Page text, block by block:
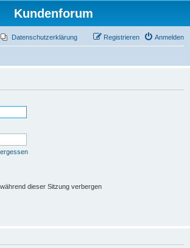
Kundenforum
Datenschutzerklärung Anmelden
Registrieren
dieser Sitzung verbergen